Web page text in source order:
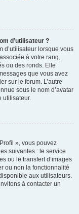
d’utilisateur ?
d’utilisateur lorsque vous
à votre rang,
ou des ronds. Elle
que vous avez
sur le forum. L’autre
sous le nom d’avatar
utilisateur.
», vous pouvez
suivantes : le service
ou le transfert d’images
ou non la fonctionnalité
aux utilisateurs.
à contacter un